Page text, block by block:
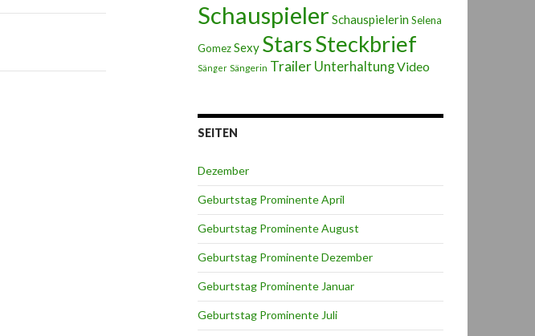
Schauspieler Schauspielerin Selena
GomezSexy StarsSteckbrief
Sänger Sängerin Trailer UnterhaltungVideo
SEITEN
Dezember
Geburtstag Prominente April
Geburtstag Prominente August
Geburtstag Prominente Dezember
Geburtstag Prominente Januar
Geburtstag Prominente Juli